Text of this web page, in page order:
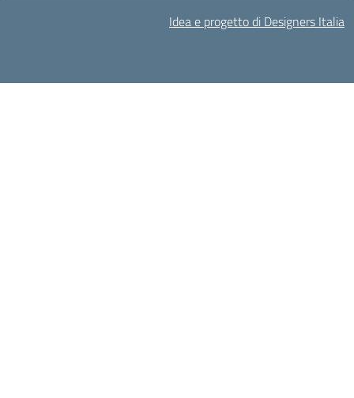
Idea e progetto di Designers Italia